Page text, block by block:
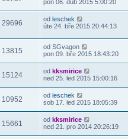
pon 06. dub 2015 5:00:20
29696 od leschek
úte 24. bře 2015 20:44:13
13815 od SGvagon
pon 09. bře 2015 18:43:20
15124 od kksmirice
ned 25. led 2015 15:00:16
10952 od leschek
sob 17. led 2015 18:05:39
15661 od kksmirice
ned 21. pro 2014 20:26:19